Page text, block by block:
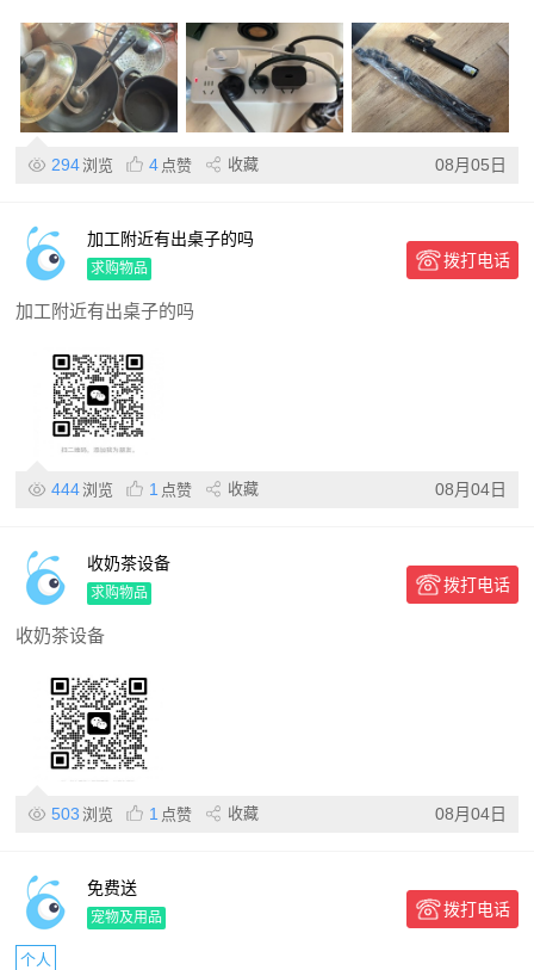
294浏览 4 点赞 收藏 08月05日
加工附近有出桌子的吗
求购物品 拨打电话
加工附近有出桌子的吗
444浏览 1 点赞 收藏 08月04日
收奶茶设备
求购物品 拨打电话
收奶茶设备
503 浏览 1 点赞 收藏 08月04日
免费送
宠物及用品 拨打电话
个人